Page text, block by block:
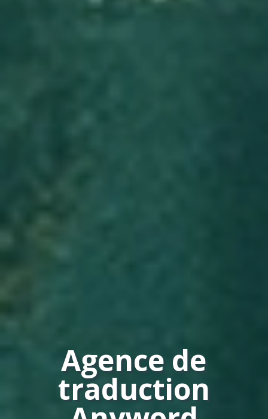
Agence de
traduction